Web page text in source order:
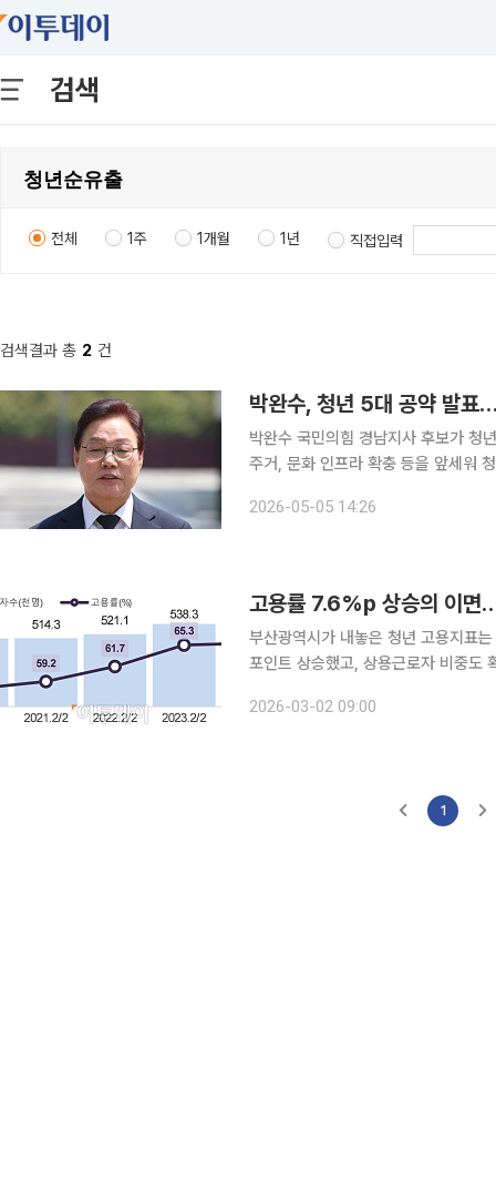
검색
전체 1주 1개월 1년 직접입력
검색결과 총 2 건
박완수, 청년 5대 공약 발표
박완수 국민의힘 경남지사 후보가 청
주거, 문화 인프라 확충 등을 앞세워 청년 유출을
절반 수준까지 줄었다”며 “이런 흐름
2026-05-05 14:26
고용률 7.6%p 상승의 이면…
부산광역시가 내놓은 청년 고용지표
포인트 상승했고, 상용근로자 비중도
나 중앙 통계와 지역 연구기관 분석을
2026-03-02 09:00
1